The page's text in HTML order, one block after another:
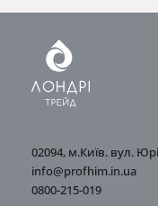
02094, м.Київ. вул.
info@profhim.in.ua
0800-215-019